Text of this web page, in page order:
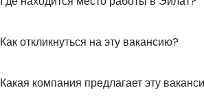
Как откликнуться на эту вакансию?
Какая компания предлагает эту